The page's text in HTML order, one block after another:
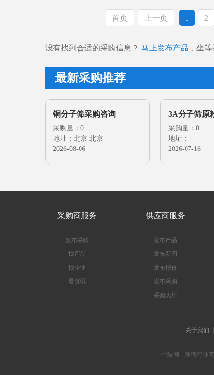
首页 上一页 1 2
没有找到合适的采购信息？ 马上发布产品 ，坐
最新采购推荐
铜分子筛采购咨询
采购量：0
地址：北京 北京
2026-08-06
3A分子筛原
采购量：0
地址：
2026-07-16
采购商服务
发布采购
找产品
找企业
看资讯
供应商服务
发布产品
发布新闻
发布报价
发布采购
采购大厅
关于我们
中玻网－玻璃行业